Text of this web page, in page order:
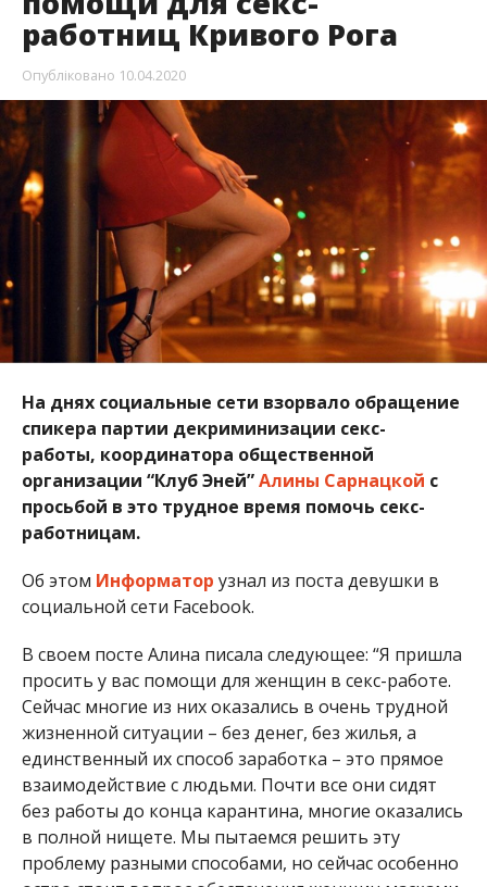
работниц Кривого Рога
Опубліковано 10.04.2020
На днях социальные сети взорвало обращение
спикера партии декриминизации секс-
работы, координатора общественной
организации “Клуб Эней”Алины Сарнацкой с
просьбой в это трудное время помочь секс-
работницам.
Об этом Информатор узнал из поста девушки в
социальной сети Facebook.
В своем посте Алина писала следующее: “Я пришла
просить у вас помощи для женщин в секс-работе.
Сейчас многие из них оказались в очень трудной
жизненной ситуации – без денег, без жилья, а
единственный их способ заработка – это прямое
взаимодействие с людьми. Почти все они сидят
без работы до конца карантина, многие оказались
в полной нищете. Мы пытаемся решить эту
проблему разными способами, но сейчас особенно